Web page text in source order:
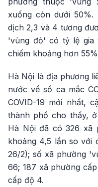
xuống còn dưới
dịch 2,3 và 4 tương
'vùng đỏ' có tỷ lệ gia
chiếm khoảng hơn
Hà Nội là địa phương
nước về số ca mắc
COVID-19 mới nhất,
thành phố cho thấy,
Hà Nội đã có 326 xã
khoảng 4,5 lần so với
26/2); số xã phường
66; 187 xã phường
cấp độ 4.